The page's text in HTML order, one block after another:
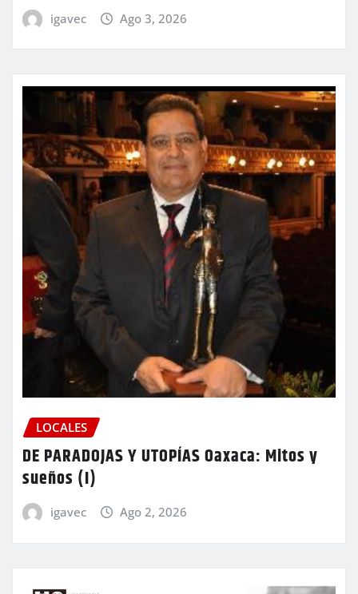
igavec Ago 3, 2026
LOCALES
DE PARADOJAS Y UTOPÍAS Oaxaca: Mitos y
sueños (I)
igavec Ago 2, 2026